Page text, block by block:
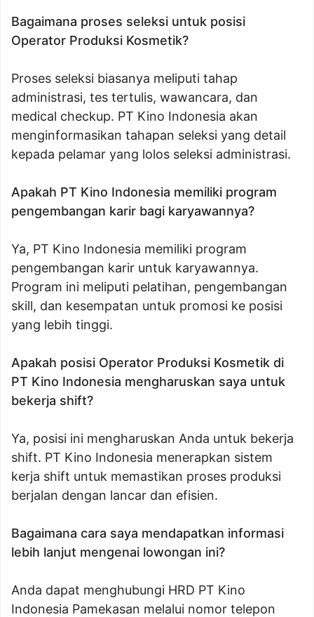
Bagaimana proses seleksi untuk posisi
Operator Produksi Kosmetik?
Proses seleksi biasanya meliputi tahap
administrasi, tes tertulis, wawancara, dan
medical checkup. PT Kino Indonesia akan
menginformasikan tahapan seleksi yang detail
kepada pelamar yang lolos seleksi administrasi.
Apakah PT Kino Indonesia memiliki program
pengembangan karir bagi karyawannya?
Ya, PT Kino Indonesia memiliki program
pengembangan karir untuk karyawannya.
Program ini meliputi pelatihan, pengembangan
skill, dan kesempatan untuk promosi ke posisi
yang lebih tinggi.
Apakah posisi Operator Produksi Kosmetik di
PT Kino Indonesia mengharuskan saya untuk
bekerja shift?
Ya, posisi ini mengharuskan Anda untuk bekerja
shift. PT Kino Indonesia menerapkan sistem
kerja shift untuk memastikan proses produksi
berjalan dengan lancar dan efisien.
Bagaimana cara saya mendapatkan informasi
lebih lanjut mengenai lowongan ini?
Anda dapat menghubungi HRD PT Kino
Indonesia Pamekasan melalui nomor telepon